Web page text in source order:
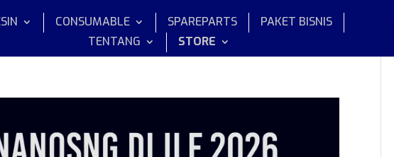
CONSUMABLE SPAREPARTS
PAKET BISNIS
TENTANG
STORE